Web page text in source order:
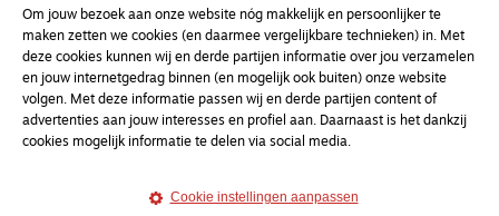
Kvk-nummer 33277063
NL46 INGB 0117 5827 86
info@onderwegonline.nl
Om jouw bezoek aan onze website nóg makkelijk en persoonlijker te
maken zetten we cookies (en daarmee vergelijkbare technieken) in. Met
deze cookies kunnen wij en derde partijen informatie over jou verzamelen
en jouw internetgedrag binnen (en mogelijk ook buiten) onze website
volgen. Met deze informatie passen wij en derde partijen content of
advertenties aan jouw interesses en profiel aan. Daarnaast is het dankzij
cookies mogelijk informatie te delen via social media.
Cookie instellingen aanpassen